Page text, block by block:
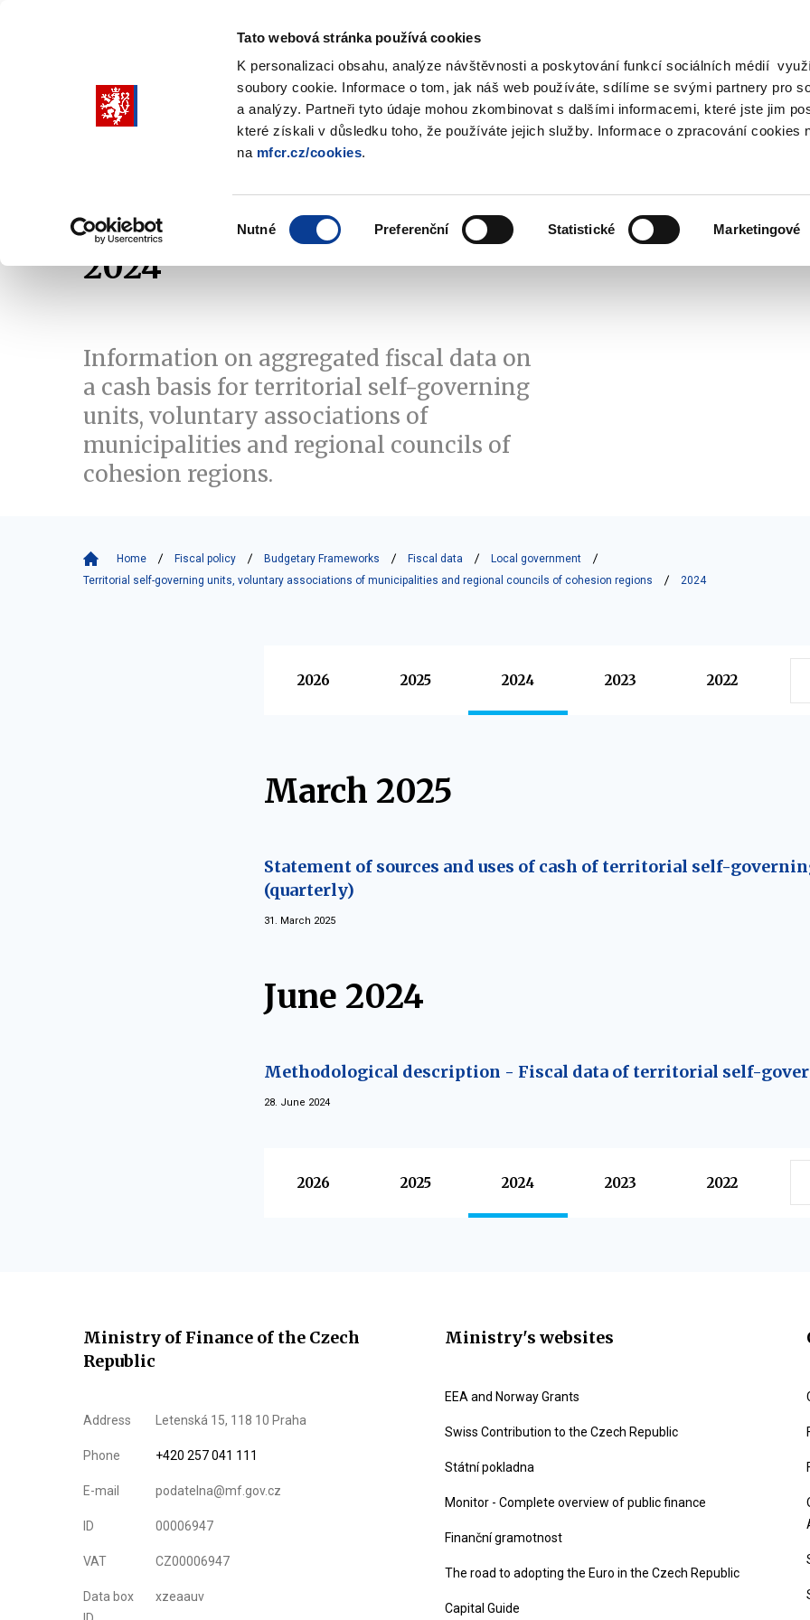
Tato webová stránka používá cookies
K personalizaci obsahu, analýze návštěvnosti a poskytování funkcí sociálních médií
soubory cookie. Informace o tom, jak náš web používáte, sdílíme se svými partnery pro
a analýzy. Partneři tyto údaje mohou zkombinovat s dalšími informacemi, které jste jim
které získali v důsledku toho, že používáte jejich služby. Informace o zpracování cookies
na mfcr.cz/cookies.
Nutné Preferenční Statistické Marketingové
Search
submenu
policy
submenu
Taxes
submenu
2024
Information on aggregated fiscal data on
a cash basis for territorial self-governing
units, voluntary associations of
municipalities and regional councils of
cohesion regions.
Home Fiscal policy Budgetary Frameworks Fiscal data
Local government
Territorial self-governing units, voluntary associations of municipalities and regional councils of cohesion regions
2024
2026 2025 2024 2023 2022
March 2025
Statement of sources and uses of cash of territorial self-
(quarterly)
31. March 2025
June 2024
Methodological description - Fiscal data of territorial self-
28. June 2024
2026 2025 2024 2023 2022
Ministry of Finance of the Czech
Republic
Address Letenská 15, 118 10 Praha
Phone +420 257 041 111
E-mail podatelna@mf.gov.cz
ID 00006947
VAT CZ00006947
Data box
xzeaauv
Ministry's websites
EEA and Norway Grants
Swiss Contribution to the Czech Republic
Státní pokladna
Monitor - Complete overview of public finance
Finanční gramotnost
The road to adopting the Euro in the Czech Republic
Capital Guide